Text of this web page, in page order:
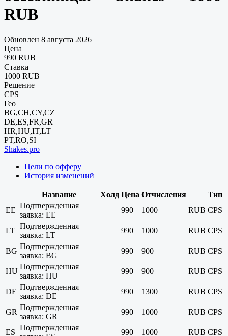
RUB
Обновлен 8 августа 2026
Цена
990 RUB
Ставка
1000 RUB
Решение
CPS
Гео
BG,CH,CY,CZ
DE,ES,FR,GR
HR,HU,IT,LT
PT,RO,SI
Shakes.pro
Цели по офферу
История изменений
Название Холд Цена Отчисления
Тип
EE
Подтвержденная
заявка: EE
990 1000 RUB CPS
LT
Подтвержденная
заявка: LT
990 1000 RUB CPS
BG
Подтвержденная
заявка: BG
990 900 RUB CPS
HU
Подтвержденная
заявка: HU
990 900 RUB CPS
DE
Подтвержденная
заявка: DE
990 1300 RUB CPS
GR
Подтвержденная
заявка: GR
990 1000 RUB CPS
ES
Подтвержденная
990 1000 RUB CPS